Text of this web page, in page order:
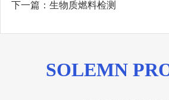
下一篇： 生物质燃料检测
SOLEMN